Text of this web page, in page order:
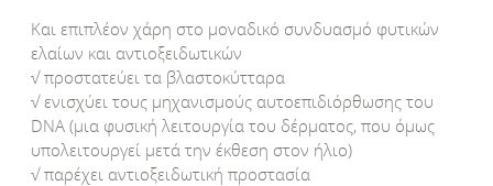
Και επιπλέον χάρη στο μοναδικό συνδυασμό φυτικών
ελαίων και αντιοξειδωτικών
√ προστατεύει τα βλαστοκύτταρα
√ ενισχύει τους μηχανισμούς αυτοεπιδιόρθωσης του
DNA (μια φυσική λειτουργία του δέρματος, που όμως
υπολειτουργεί μετά την έκθεση στον ήλιο)
√ παρέχει αντιοξειδωτική προστασία